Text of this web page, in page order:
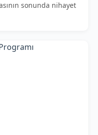
sonunda nihayet